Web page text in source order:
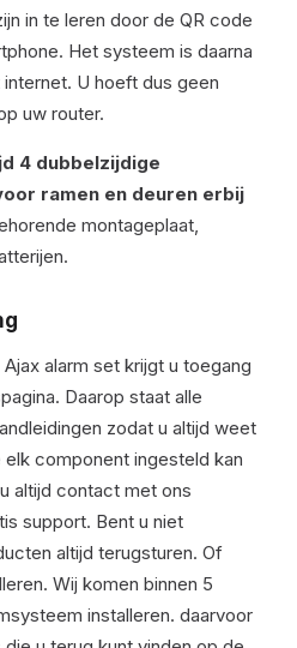
in te leren door de QR code
Het systeem is daarna
U hoeft dus geen
uw router.
4 dubbelzijdige
ramen en deuren erbij
montageplaat,
alarm set krijgt u toegang
Daarop staat alle
zodat u altijd weet
component ingesteld kan
altijd contact met ons
support. Bent u niet
altijd terugsturen. Of
Wij komen binnen 5
installeren. daarvoor